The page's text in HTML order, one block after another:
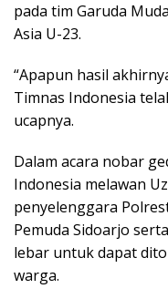
pada tim Garuda
Asia U-23.
“Apapun hasil
Timnas Indonesia
ucapnya.
Dalam acara nobar
Indonesia melawan
penyelenggara
Pemuda Sidoarjo
lebar untuk dapat
warga.